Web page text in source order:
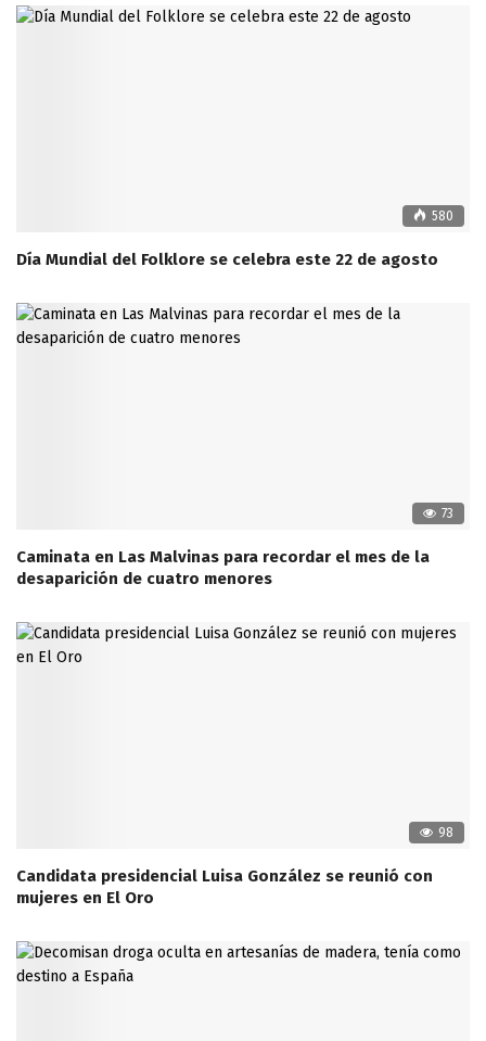
580
Día Mundial del Folklore se celebra este 22 de agosto
73
Caminata en Las Malvinas para recordar el mes de la
desaparición de cuatro menores
98
Candidata presidencial Luisa González se reunió con
mujeres en El Oro